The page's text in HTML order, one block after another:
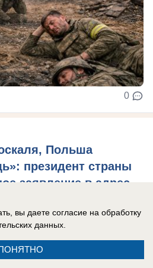
0
Польша
президент страны
заявление в адрес
«клинической
вы даете согласие на обработку
данных.